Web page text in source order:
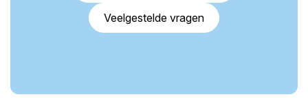
Veelgestelde vragen